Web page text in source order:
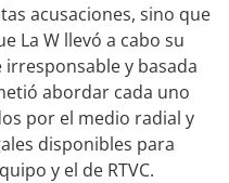
acusaciones, sino que
La W llevó a cabo su
y basada
abordar cada uno
por el medio radial y
disponibles para
y el de RTVC.